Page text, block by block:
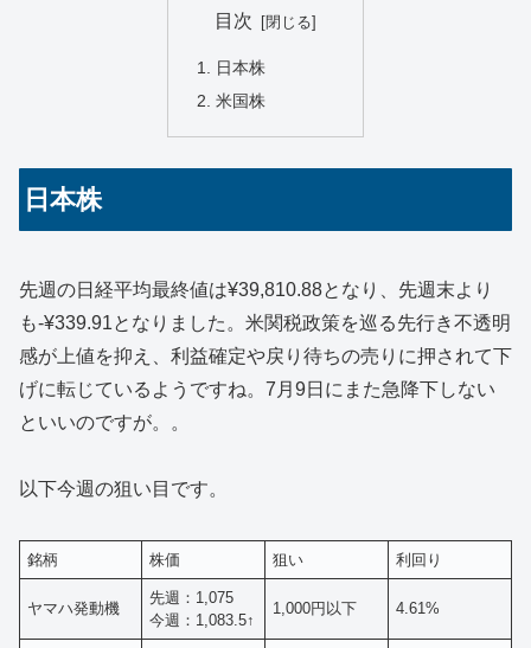
目次
日本株
米国株
日本株
先週の日経平均最終値は¥39,810.88となり、先週末より
も-¥339.91となりました。米関税政策を巡る先行き不透明
感が上値を抑え、利益確定や戻り待ちの売りに押されて下
げに転じているようですね。7月9日にまた急降下しない
といいのですが。。
以下今週の狙い目です。
銘柄 株価 狙い 利回り
ヤマハ発動機
先週：1,075
今週：1,083.5↑
1,000円以下 4.61%